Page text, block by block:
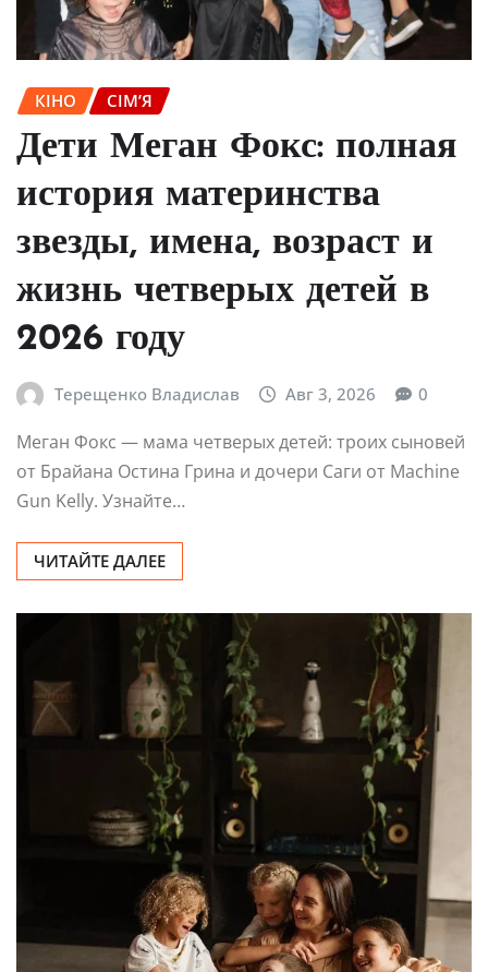
КІНО СІМ’Я
Дети Меган Фокс: полная
история материнства
звезды, имена, возраст и
жизнь четверых детей в
2026 году
Терещенко Владислав Авг 3, 2026 0
Меган Фокс — мама четверых детей: троих сыновей
от Брайана Остина Грина и дочери Саги от Machine
Gun Kelly. Узнайте…
ЧИТАЙТЕ ДАЛЕЕ